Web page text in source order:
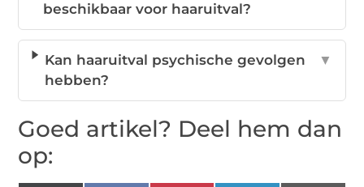
beschikbaar voor haaruitval?
Kan haaruitval psychische gevolgen
hebben?
▼
Goed artikel? Deel hem dan
op: